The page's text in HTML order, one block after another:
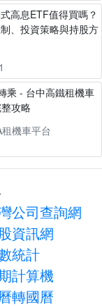
高息ETF值得買嗎？
、投資策略與持股方
乘 - 台中高鐵租機車
攻略
機車平台
公司查詢網
資訊網
統計
計算機
轉國曆